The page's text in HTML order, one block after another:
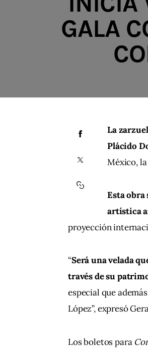
GALA
La
Plácido
México,
Esta obra
artística
proyección
“Será una velada
través de su
especial que
López”, expresó
Los boletos para